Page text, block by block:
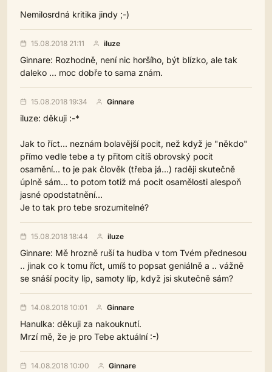
Nemilosrdná kritika jindy ;-)
15.08.2018 21:11 iluze
Ginnare: Rozhodně, není nic horšího, být blízko, ale tak
daleko ... moc dobře to sama znám.
15.08.2018 19:34 Ginnare
iluze: děkuji :-*
Jak to říct... neznám bolavější pocit, než když je "někdo"
přímo vedle tebe a ty přitom cítíš obrovský pocit
osamění... to je pak člověk (třeba já...) raději skutečně
úplně sám... to potom totiž má pocit osamělosti alespoň
jasné opodstatnění...
Je to tak pro tebe srozumitelné?
15.08.2018 18:44 iluze
Ginnare: Mě hrozně ruší ta hudba v tom Tvém přednesou
.. jinak co k tomu říct, umíš to popsat geniálně a .. vážně
se snáší pocity líp, samoty líp, když jsi skutečně sám?
14.08.2018 10:01 Ginnare
Hanulka: děkuji za nakouknutí.
Mrzí mě, že je pro Tebe aktuální :-)
14.08.2018 10:00 Ginnare